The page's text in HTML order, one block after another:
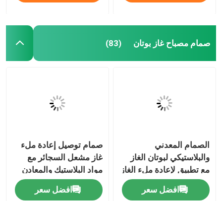
صمام مصباح غاز بوتان (83)
الصمام المعدني
والبلاستيكي لبوتان الغاز
مع تطبيق لإعادة ملء الغاز
الخفيف
افضل سعر
صمام توصيل إعادة ملء
غاز مشعل السجائر مع
مواد البلاستيك والمعادن
افضل سعر